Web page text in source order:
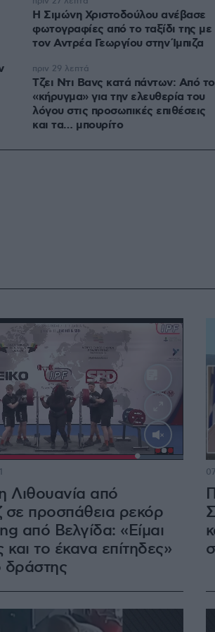
Η Σιμώνη Χριστοδούλου ανέβασε
φωτογραφίες από το ταξίδι της με
τον Αντρέα Γεωργίου στην Ίμπιζα
Τζει Ντι Βανς κατά πάντων: Από το
«κήρυγμα» για την ελευθερία του
λόγου στις προσωπικές επιθέσεις
και τα… μπουρίτο
πριν 29 λεπτά
Loaded:
Λιθουανία από
σε προσπάθεια ρεκόρ
από Βελγίδα: «Είμαι
και το έκανα επίτηδες»